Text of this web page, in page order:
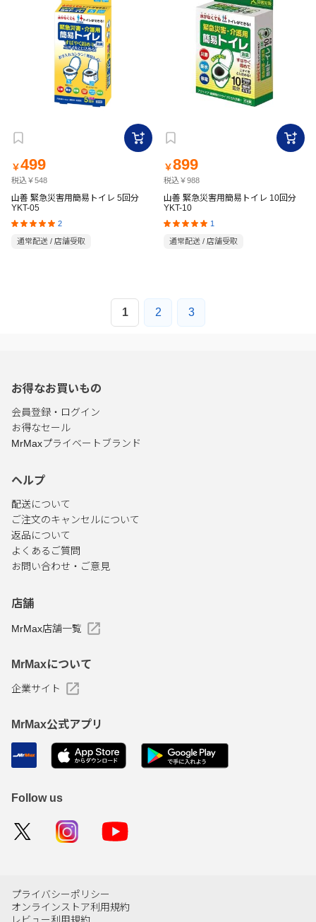
￥499
税込￥548
山善 緊急災害用簡易トイレ 5回分
YKT-05
2
通常配送 / 店舗受取
￥899
税込￥988
山善 緊急災害用簡易トイレ 10回分
YKT-10
1
通常配送 / 店舗受取
1 2 3
お得なお買いもの
会員登録・ログイン
お得なセール
MrMaxプライベートブランド
ヘルプ
配送について
ご注文のキャンセルについて
返品について
よくあるご質問
お問い合わせ・ご意見
店舗
MrMax店舗一覧
MrMaxについて
企業サイト
MrMax公式アプリ
Follow us
プライバシーポリシー
オンラインストア利用規約